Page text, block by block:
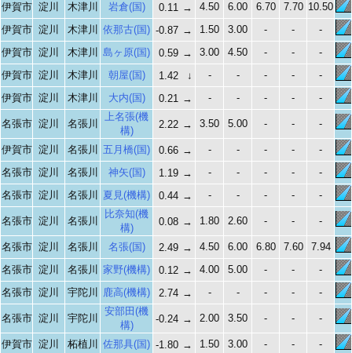
伊賀市 淀川 木津川 岩倉(国) 0.11 → 4.50 6.00 6.70 7.70 10.50
伊賀市 淀川 木津川 依那古(国) -0.87 → 1.50 3.00 - -
-
伊賀市 淀川 木津川 島ヶ原(国) 0.59 → 3.00 4.50 - -
-
伊賀市 淀川 木津川 朝屋(国) 1.42 ↓ - - - -
-
伊賀市 淀川 木津川 大内(国) 0.21 → - - - - -
名張市 淀川 名張川
上名張(機
構)
2.22 → 3.50 5.00 - - -
伊賀市 淀川 名張川 五月橋(国) 0.66 → - - - -
-
名張市 淀川 名張川 神矢(国) 1.19 → - - - -
-
名張市 淀川 名張川 夏見(機構) 0.44 → - - - - -
名張市 淀川 名張川
比奈知(機
構)
0.08 → 1.80 2.60 - - -
名張市 淀川 名張川 名張(国) 2.49 → 4.50 6.00 6.80 7.60
7.94
名張市 淀川 名張川 家野(機構) 0.12 → 4.00 5.00 - -
-
名張市 淀川 宇陀川 鹿高(機構) 2.74 → - - - - -
名張市 淀川 宇陀川
安部田(機
構)
-0.24 → 2.00 3.50 - - -
伊賀市 淀川 柘植川 佐那具(国) -1.80 → 1.50 3.00 - -
-